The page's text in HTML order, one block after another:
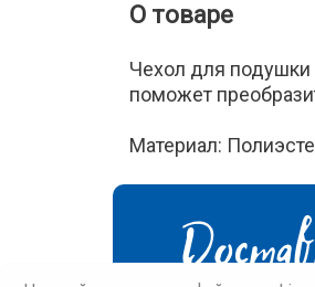
О товаре
Чехол для подушки
поможет
Материал: